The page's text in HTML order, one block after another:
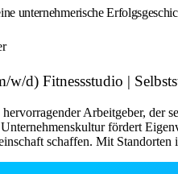
unternehmerische
w/d) Fitnessstudio |
Arbeitgeber, der
fördert
schaffen. Mit